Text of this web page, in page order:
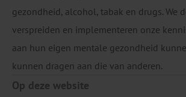
gezondheid, alcohol, tabak en drugs. We
verspreiden en implementeren onze
aan hun eigen mentale gezondheid
kunnen dragen aan die van anderen.
Op deze website